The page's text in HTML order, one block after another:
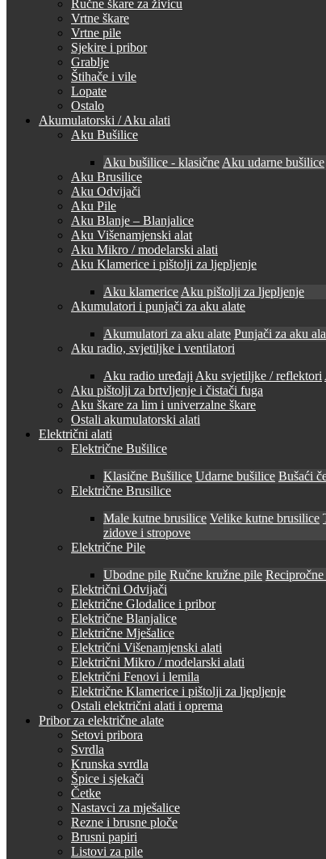
Ručne škare za živicu
Vrtne škare
Vrtne pile
Sjekire i pribor
Grablje
Štihače i vile
Lopate
Ostalo
Akumulatorski / Aku alati
Aku Bušilice
Aku bušilice - klasične Aku udarne bušilice
Aku Brusilice
Aku Odvijači
Aku Pile
Aku Blanje – Blanjalice
Aku Višenamjenski alat
Aku Mikro / modelarski alati
Aku Klamerice i pištolji za ljepljenje
Aku klamerice Aku pištolji za ljepljenje
Akumulatori i punjači za aku alate
Akumulatori za aku alate Punjači za aku
Aku radio, svjetiljke i ventilatori
Aku radio uređaji Aku svjetiljke / reflektori
Aku pištolji za brtvljenje i čistači fuga
Aku škare za lim i univerzalne škare
Ostali akumulatorski alati
Električni alati
Električne Bušilice
Klasične Bušilice Udarne bušilice Bušaći
Električne Brusilice
Male kutne brusilice Velike kutne brusilice
zidove i stropove
Električne Pile
Ubodne pile Ručne kružne pile
Električni Odvijači
Električne Glodalice i pribor
Električne Blanjalice
Električne Mješalice
Električni Višenamjenski alati
Električni Mikro / modelarski alati
Električni Fenovi i lemila
Električne Klamerice i pištolji za ljepljenje
Ostali električni alati i oprema
Pribor za električne alate
Setovi pribora
Svrdla
Krunska svrdla
Špice i sjekači
Četke
Nastavci za mješalice
Rezne i brusne ploče
Brusni papiri
Listovi za pile